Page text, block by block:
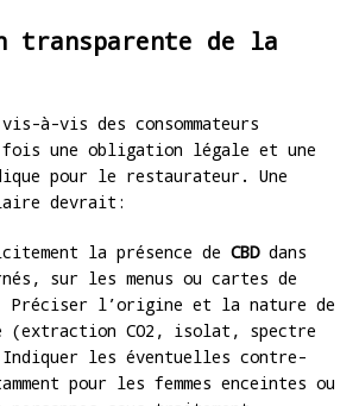
transparente de la
à-vis des consommateurs
une obligation légale et une
pour le restaurateur. Une
devrait:
la présence de CBDdans
sur les menus ou cartes de
Préciser l’origine et la nature de
CO2, isolat, spectre
les éventuelles contre-
pour les femmes enceintes ou